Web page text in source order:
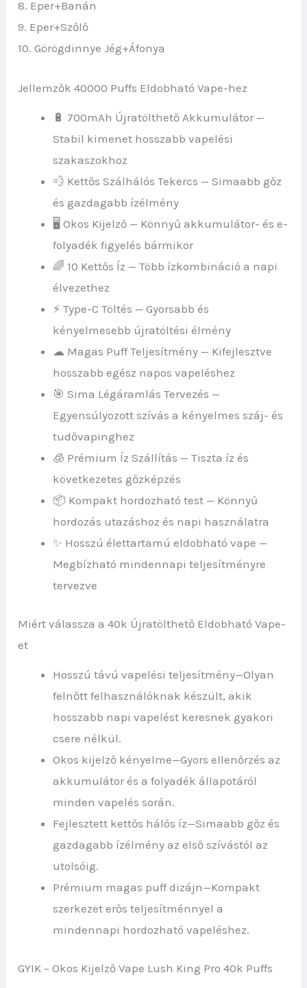
8. Eper+Banán
9. Eper+Szőlő
10. Görögdinnye Jég+Áfonya
Jellemzők 40000 Puffs Eldobható Vape-hez
🔋 700mAh Újratölthető Akkumulátor —
Stabil kimenet hosszabb vapelési
szakaszokhoz
💨 Kettős Szálhálós Tekercs — Simaabb gőz
és gazdagabb ízélmény
🖥 Okos Kijelző — Könnyű akkumulátor- és e-
folyadék figyelés bármikor
🌈 10 Kettős Íz — Több ízkombináció a napi
élvezethez
⚡ Type-C Töltés — Gyorsabb és
kényelmesebb újratöltési élmény
☁ Magas Puff Teljesítmény — Kifejlesztve
hosszabb egész napos vapeléshez
🎯 Sima Légáramlás Tervezés —
Egyensúlyozott szívás a kényelmes száj- és
tüdővapinghez
🧊 Prémium Íz Szállítás — Tiszta íz és
következetes gőzképzés
📦 Kompakt hordozható test — Könnyű
hordozás utazáshoz és napi használatra
✨ Hosszú élettartamú eldobható vape —
Megbízható mindennapi teljesítményre
tervezve
Miért válassza a 40k Újratölthető Eldobható Vape-
et
Hosszú távú vapelési teljesítmény—Olyan
felnőtt felhasználóknak készült, akik
hosszabb napi vapelést keresnek gyakori
csere nélkül.
Okos kijelző kényelme—Gyors ellenőrzés az
akkumulátor és a folyadék állapotáról
minden vapelés során.
Fejlesztett kettős hálós íz—Simaabb gőz és
gazdagabb ízélmény az első szívástól az
utolsóig.
Prémium magas puff dizájn—Kompakt
szerkezet erős teljesítménnyel a
mindennapi hordozható vapeléshez.
GYIK – Okos Kijelző Vape Lush King Pro 40k Puffs